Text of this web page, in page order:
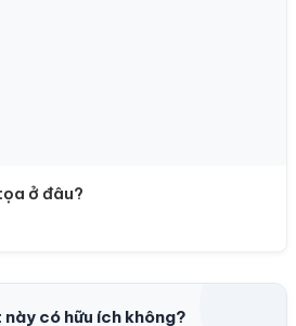
ở đâu?
này có hữu ích không?